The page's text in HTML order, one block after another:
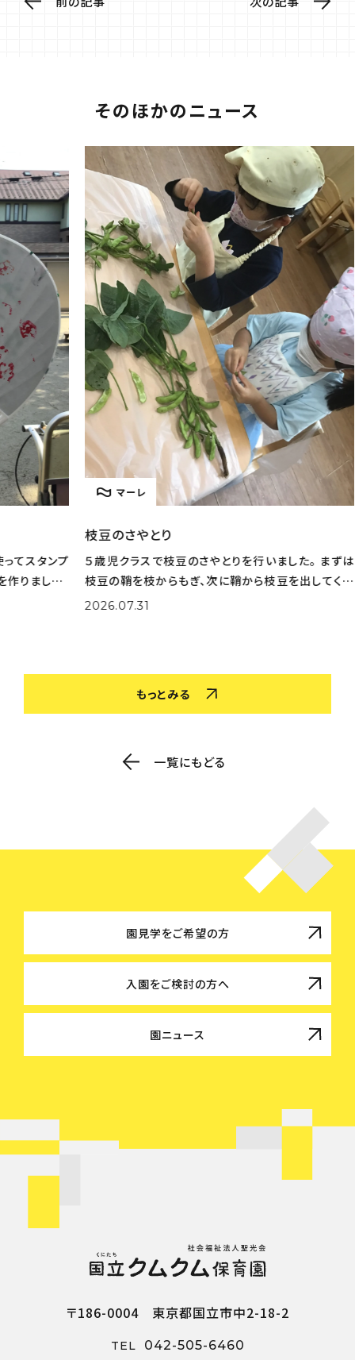
そのほかのニュース
ンプ
た。
マーレ
枝豆のさやとり
５歳児クラスで枝豆のさやとりを行いました。 まずは
枝豆の鞘を枝からもぎ、次に鞘から枝豆を出してくれ
ました。 大量の鞘から豆を一生懸命取り出してくれま
2026.07.31
とう
りた
もっとみる
一覧にもどる
園見学をご希望の方
入園をご検討の方へ
園ニュース
〒186-0004 東京都国立市中2-18-2
TEL 042-505-6460